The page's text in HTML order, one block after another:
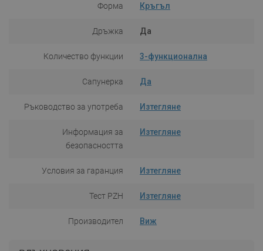
Форма Кръгъл
Дръжка Да
Количество функции 3-функционална
Сапунерка Да
Ръководство за употреба Изтегляне
Информация за
безопасността
Изтегляне
Условия за гаранция Изтегляне
Тест PZH Изтегляне
Производител Виж